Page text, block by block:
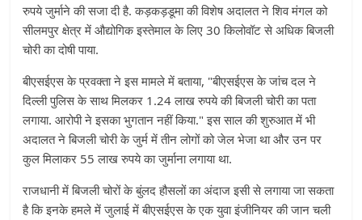
रुपये जुर्माने की सजा दी है. कड़कड़डूमा की विशेष अदालत ने शिव मंगल को
सीलमपुर क्षेत्र में औद्योगिक इस्तेमाल के लिए 30 किलोवॉट से अधिक बिजली
चोरी का दोषी पाया.
बीएसईएस के प्रवक्ता ने इस मामले में बताया, "बीएसईएस के जांच दल ने
दिल्ली पुलिस के साथ मिलकर 1.24 लाख रुपये की बिजली चोरी का पता
लगाया. आरोपी ने इसका भुगतान नहीं किया." इस साल की शुरुआत में भी
अदालत ने बिजली चोरी के जुर्म में तीन लोगों को जेल भेजा था और उन पर
कुल मिलाकर 55 लाख रुपये का जुर्माना लगाया था.
राजधानी में बिजली चोरों के बुंलद हौसलों का अंदाज इसी से लगाया जा सकता
है कि इनके हमले में जुलाई में बीएसईएस के एक युवा इंजीनियर की जान चली